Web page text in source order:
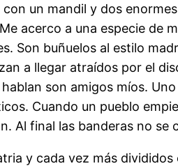
un mandil y dos
acerco a una especie de
Son buñuelos al estilo
a llegar atraídos por el
son amigos míos.
Cuando un pueblo
Al final las banderas no se
y cada vez más divididos